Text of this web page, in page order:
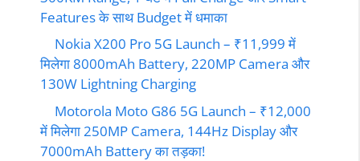
Features के साथ Budget में धमाका
Nokia X200 Pro 5G Launch – ₹11,999 में
मिलेगा 8000mAh Battery, 220MP Camera और
130W Lightning Charging
Motorola Moto G86 5G Launch – ₹12,000
में मिलेगा 250MP Camera, 144Hz Display और
7000mAh Battery का तड़का!